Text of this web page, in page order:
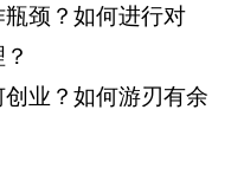
颈？如何进行对
业？如何游刃有余